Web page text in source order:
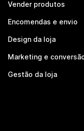
Vender produtos
Encomendas e envio
Design da loja
Marketing e
Gestão da loja